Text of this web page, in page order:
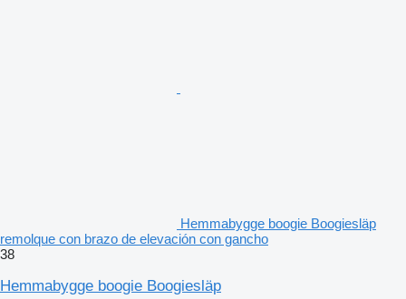
Hemmabygge boogie Boogiesläp
remolque con brazo de elevación con gancho
38
Hemmabygge boogie Boogiesläp